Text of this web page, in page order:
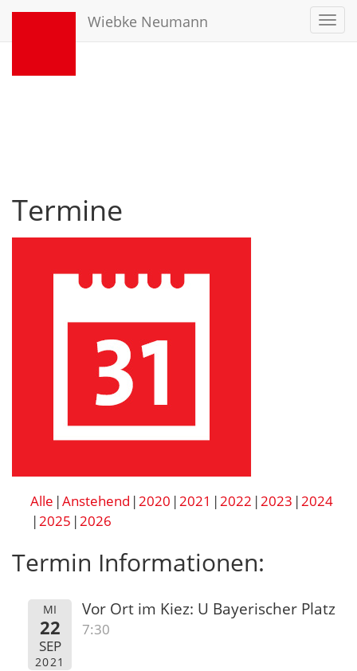
Wiebke Neumann
Termine
Alle Anstehend 2020 2021 2022 2023 2024
2025 2026
Termin Informationen:
MI
22
SEP
2021
Vor Ort im Kiez: U Bayerischer Platz
7:30